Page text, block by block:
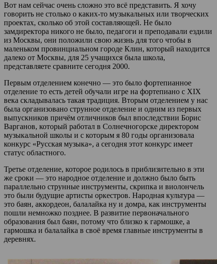
Вот нам сейчас очень сложно это всё представить. Я хочу
говорить не столько о каких-то музыкальных или творческих
проектах, сколько об этой составляющей. Не было
замдиректора никого не было, педагоги и преподавали ездили
из Москвы, они положили свою жизнь для того чтобы в
маленьком провинциальном городе Клин, который находится
далеко от Москвы, для 25 учащихся была школа,
представляете сравните сегодня 2000.
Первым отделением конечно — это было фортепианное
отделение то есть детей обучали игре на фортепиано с XIX
века складывалась такая традиция. Вторым отделением у нас
была организовано струнное отделение и одним из первых
выпускников причём отличников был впоследствии Борис
Варганов, который работал в Солнечногорске директором
музыкальной школы и с которым я 80 годы организовала
конкурс «Русская музыка», а сегодня этот конкурс имеет
статус областного.
Третье отделение, которое родилось в приблизительно в эти
же сроки — это народное отделение и должно было быть
параллельно струнные инструменты, скрипка и виолончель
это были будущие артисты оркестров. Народная культура —
это баян, аккордеон, балалайка ну и домра, как инструменты
пошли немножко позднее. В развитие первоначального
образования был баян, потому что близко к гармошке, а
гармошка и балалайка в своё время главные инструменты в
деревнях.